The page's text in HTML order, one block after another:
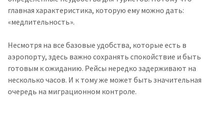
главная характеристика, которую ему можно дать:
«медлительность».
Несмотря на все базовые удобства, которые есть в
аэропорту, здесь важно сохранять спокойствие и быть
готовым к ожиданию. Рейсы нередко задерживают на
несколько часов. И к тому же может быть значительная
очередь на миграционном контроле.